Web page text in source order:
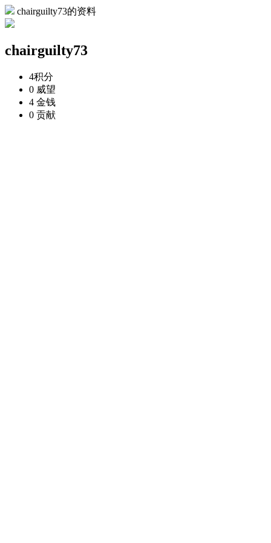
chairguilty73的资料
chairguilty73
4积分
0 威望
4 金钱
0 贡献